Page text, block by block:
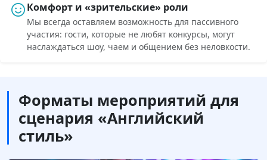
Комфорт и «зрительские» роли
Мы всегда оставляем возможность для пассивного
участия: гости, которые не любят конкурсы, могут
наслаждаться шоу, чаем и общением без неловкости.
Форматы мероприятий для
сценария «Английский
стиль»